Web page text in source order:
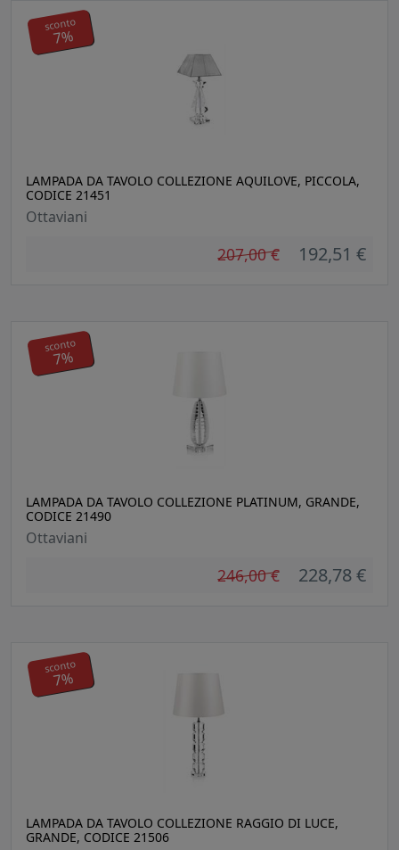
LAMPADA DA TAVOLO COLLEZIONE AQUILOVE, PICCOLA,
CODICE 21451
Ottaviani
207,00 € 192,51 €
sconto
7%
LAMPADA DA TAVOLO COLLEZIONE PLATINUM, GRANDE,
CODICE 21490
Ottaviani
246,00 € 228,78 €
sconto
7%
LAMPADA DA TAVOLO COLLEZIONE RAGGIO DI LUCE,
GRANDE, CODICE 21506
sconto
7%